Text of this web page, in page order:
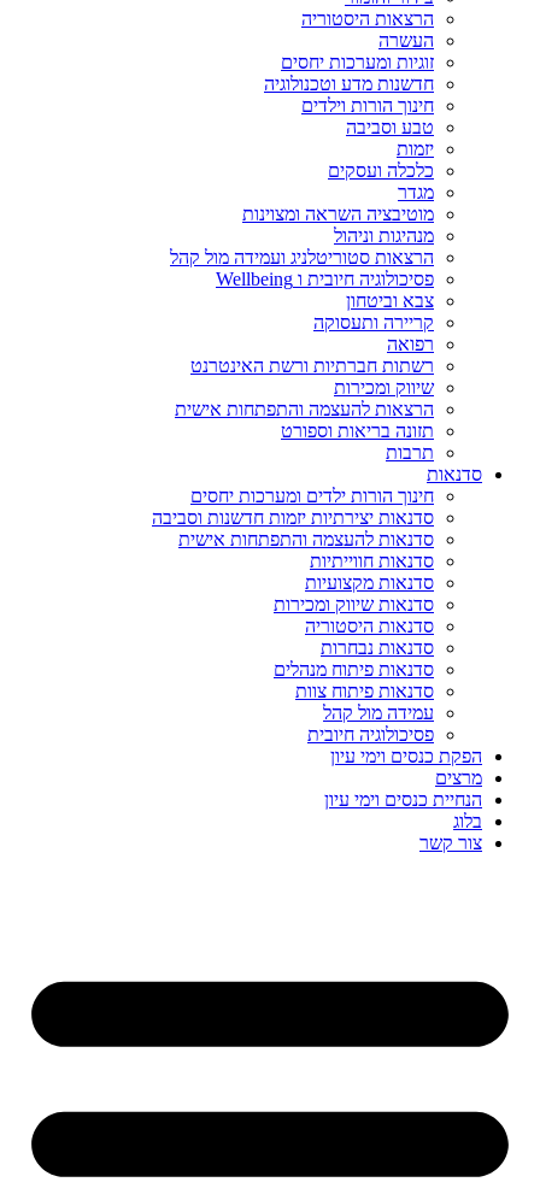
הרצאות היסטוריה
העשרה
זוגיות ומערכות יחסים
חדשנות מדע וטכנולוגיה
חינוך הורות וילדים
טבע וסביבה
יזמות
כלכלה ועסקים
מגדר
מוטיבציה השראה ומצוינות
מנהיגות וניהול
הרצאות סטוריטלניג ועמידה מול קהל
פסיכולוגיה חיובית ו Wellbeing
צבא וביטחון
קריירה ותעסוקה
רפואה
רשתות חברתיות ורשת האינטרנט
שיווק ומכירות
הרצאות להעצמה והתפתחות אישית
תזונה בריאות וספורט
תרבות
סדנאות
חינוך הורות ילדים ומערכות יחסים
סדנאות יצירתיות יזמות חדשנות וסביבה
סדנאות להעצמה והתפתחות אישית
סדנאות חווייתיות
סדנאות מקצועיות
סדנאות שיווק ומכירות
סדנאות היסטוריה
סדנאות נבחרות
סדנאות פיתוח מנהלים
סדנאות פיתוח צוות
עמידה מול קהל
פסיכולוגיה חיובית
הפקת כנסים וימי עיון
מרצים
הנחיית כנסים וימי עיון
בלוג
צור קשר